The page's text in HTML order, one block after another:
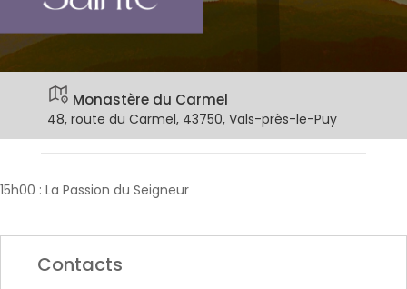
Monastère du Carmel
48, route du Carmel, 43750, Vals-près-le-Puy
15h00 : La Passion du Seigneur
Contacts